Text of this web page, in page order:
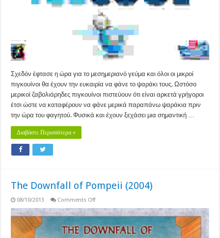
Σχεδόν έφτασε η ώρα για το μεσημεριανό γεύμα και όλοι οι μικροί
πιγκουίνοι θα έχουν την ευκαιρία να φάνε το ψαράκι τους. Ωστόσο
μερικοί ζαβολιάρηδες πιγκουίνοι πιστεύουν ότι είναι αρκετά γρήγοροι
έτσι ώστε να καταφέρουν να φάνε μερικά παραπάνω ψαράκια πριν
την ώρα του φαγητού. Φυσικά και έχουν ξεχάσει μια σημαντική …
Διαβάστε Περισσότερα »
The Downfall of Pompeii (2004)
08/10/2013 Comments Offon
Downfall
of
Pompeii
(2004)